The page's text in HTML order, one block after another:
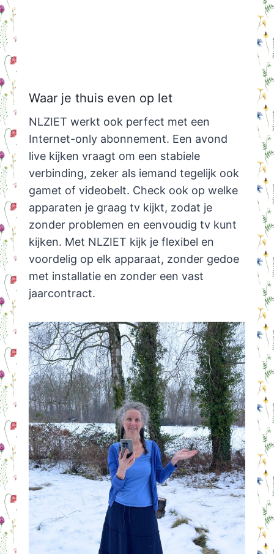
Waar je thuis even op let
NLZIET werkt ook perfect met een
Internet-only abonnement. Een avond
live kijken vraagt om een stabiele
verbinding, zeker als iemand tegelijk ook
gamet of videobelt. Check ook op welke
apparaten je graag tv kijkt, zodat je
zonder problemen en eenvoudig tv kunt
kijken. Met NLZIET kijk je flexibel en
voordelig op elk apparaat, zonder gedoe
met installatie en zonder een vast
jaarcontract.